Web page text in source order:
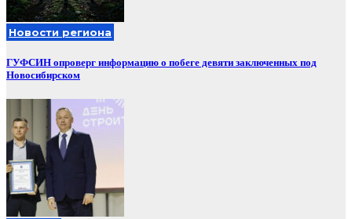
Новости региона
ГУФСИН опроверг информацию о побеге девяти заключенных под
Новосибирском